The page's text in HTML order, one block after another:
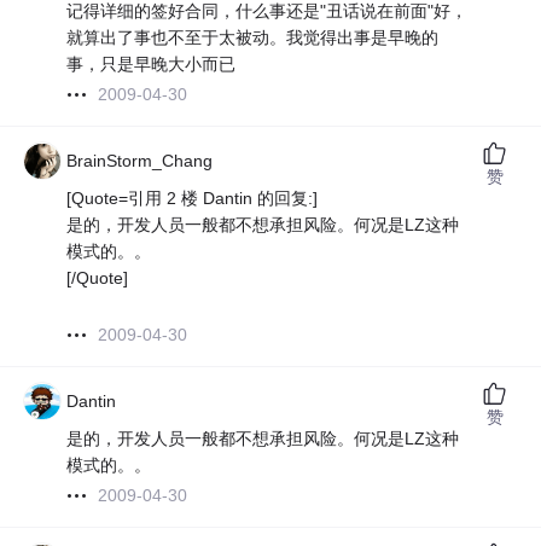
记得详细的签好合同，什么事还是"丑话说在前面"好，
就算出了事也不至于太被动。我觉得出事是早晚的
事，只是早晚大小而已
2009-04-30
BrainStorm_Chang
[Quote=引用 2 楼 Dantin 的回复:]
是的，开发人员一般都不想承担风险。何况是LZ这种
模式的。。
[/Quote]
2009-04-30
赞
Dantin
是的，开发人员一般都不想承担风险。何况是LZ这种
模式的。。
2009-04-30
赞